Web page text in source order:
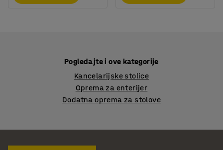
Pogledajte i ove kategorije
Kancelarijske stolice
Oprema za enterijer
Dodatna oprema za stolove